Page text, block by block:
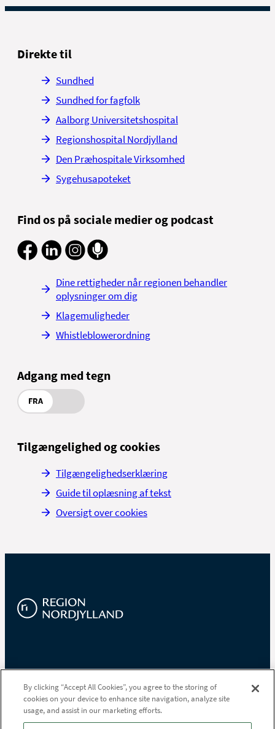
Direkte til
Sundhed
Sundhed for fagfolk
Aalborg Universitetshospital
Regionshospital Nordjylland
Den Præhospitale Virksomhed
Sygehusapoteket
Find os på sociale medier og podcast
Dine rettigheder når regionen behandler
oplysninger om dig
Klagemuligheder
Whistleblowerordning
Adgang med tegn
FRA
Tilgængelighed og cookies
Tilgængelighedserklæring
Guide til oplæsning af tekst
Oversigt over cookies
Niels Bohrs Vej 30
9220 Aalborg Øst
Tlf.97 64 80 00
By clicking “Accept All Cookies”, you agree to the storing of
cookies on your device to enhance site navigation, analyze site
usage, and assist in our marketing efforts.